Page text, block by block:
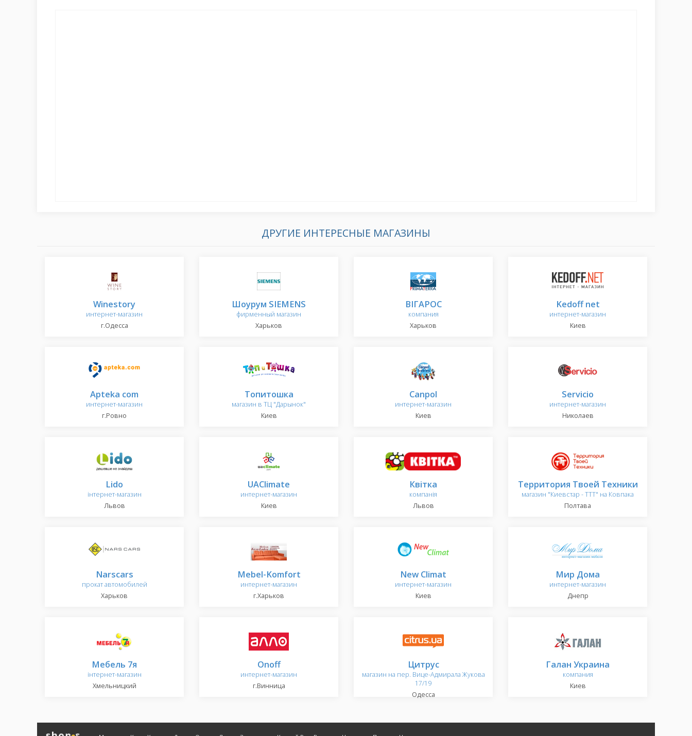
ДРУГИЕ ИНТЕРЕСНЫЕ МАГАЗИНЫ
Winestory
интернет-магазин
г.Одесса
Шоурум SIEMENS
фирменный магазин
Харьков
ВІГАРОС
компания
Харьков
Kedoff net
интернет-магазин
Киев
Apteka com
интернет-магазин
г.Ровно
Топитошка
магазин в ТЦ "Дарынок"
Киев
Canpol
интернет-магазин
Киев
Servicio
интернет-магазин
Николаев
Lido
інтернет-магазин
Львов
UAClimate
интернет-магазин
Киев
Квітка
компанія
Львов
Территория Твоей Техники
магазин "Киевстар - TTT" на Ковпака
Полтава
Narscars
прокат автомобилей
Харьков
Mebel-Komfort
интернет-магазин
г.Харьков
New Climat
интернет-магазин
Киев
Мир Дома
интернет-магазин
Днепр
Мебель 7я
інтернет-магазин
Хмельницкий
Onoff
интернет-магазин
г.Винница
Цитрус
магазин на пер. Вице-Адмирала Жукова
17/19
Одесса
Галан Украина
компания
Киев